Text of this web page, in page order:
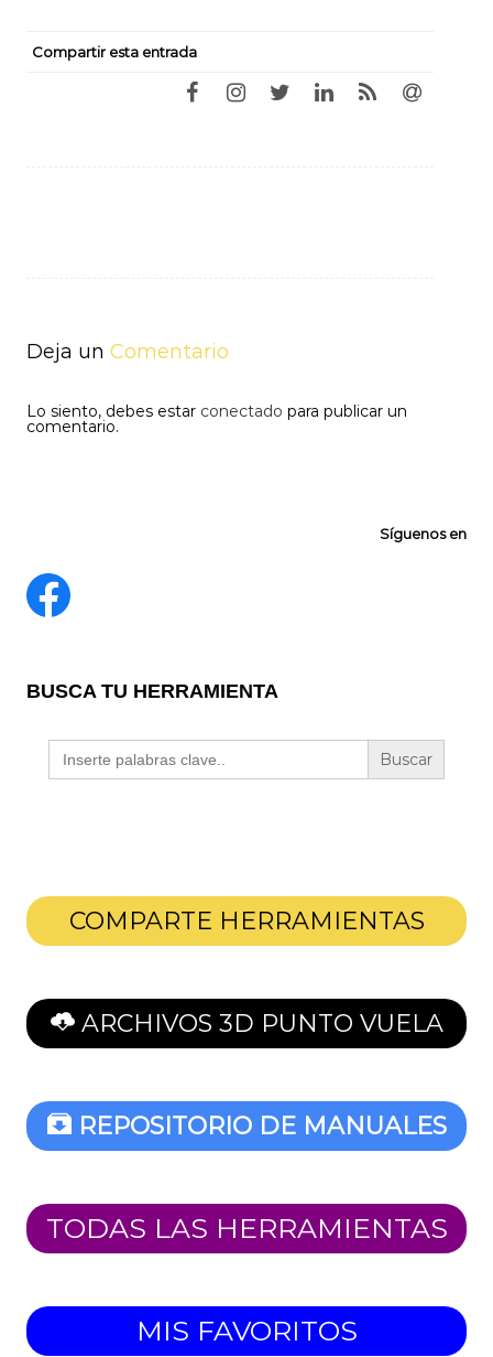
Compartir esta entrada
Deja un Comentario
Lo siento, debes estar conectado para publicar un
comentario.
Síguenos en
BUSCA TU HERRAMIENTA
Buscar:
COMPARTE HERRAMIENTAS
ARCHIVOS 3D PUNTO VUELA
REPOSITORIO DE MANUALES
TODAS LAS HERRAMIENTAS
MIS FAVORITOS